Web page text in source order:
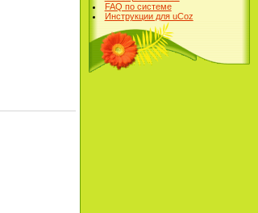
FAQ по системе
Инструкции для uCoz